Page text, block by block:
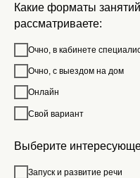
Какие форматы
рассматриваете:
Очно, в кабинете
Очно, с выездом на дом
Онлайн
Свой вариант
Выберите
Запуск и развитие речи